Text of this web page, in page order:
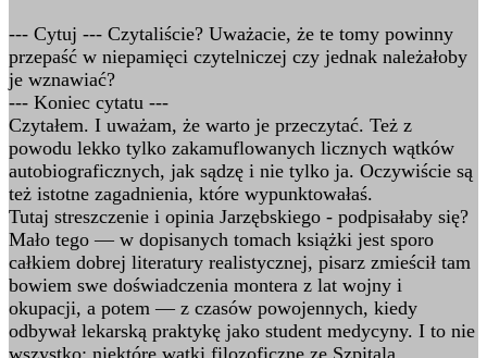
--- Cytuj --- Czytaliście? Uważacie, że te tomy powinny
przepaść w niepamięci czytelniczej czy jednak należałoby
je wznawiać?
--- Koniec cytatu ---
Czytałem. I uważam, że warto je przeczytać. Też z
powodu lekko tylko zakamuflowanych licznych wątków
autobiograficznych, jak sądzę i nie tylko ja. Oczywiście są
też istotne zagadnienia, które wypunktowałaś.
Tutaj streszczenie i opinia Jarzębskiego - podpisałaby się?
Mało tego — w dopisanych tomach książki jest sporo
całkiem dobrej literatury realistycznej, pisarz zmieścił tam
bowiem swe doświadczenia montera z lat wojny i
okupacji, a potem — z czasów powojennych, kiedy
odbywał lekarską praktykę jako student medycyny. I to nie
wszystko: niektóre wątki filozoficzne ze Szpitala